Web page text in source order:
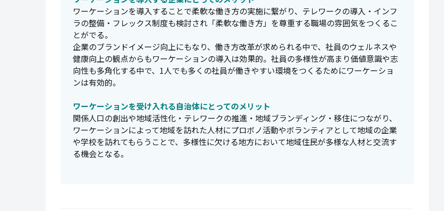
ワーケーションを導入することで柔軟な働き方の実施に繋がり、テレワークの導入・インフ
ラの整備・フレックス制度も検討され「柔軟な働き方」を尊重する職場の雰囲気をつくるこ
とがでる。
企業のブランドイメージ向上にもなり、働き方改革が求められる中で、社員のウェルネスや
健康向上の観点からもワーケーションの導入は効果的。社員の多様性が高まり価値意識や志
向性も多角化する中で、1人でも多くの社員が働きやすい環境をつくるためにワーケーショ
ンは有効的。
ワーケーションを受け入れる自治体にとってのメリット
関係人口の創出や地域活性化・テレワークの推進・地域ブランディング・移住につながり、
ワーケーションによって地域を訪れた人材にプロボノ活動やボランティアとして地域の企業
や学校を訪れてもらうことで、多様性に欠ける地方において地域住民が多様な人材と交流す
る機会となる。